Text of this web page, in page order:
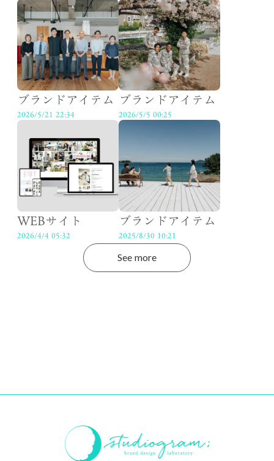
ブランドアイテム
2026/5/21 22:34
ブランドアイテム
2026/5/5 00:25
WEBサイト
2026/4/4 05:32
ブランドアイテム
2025/8/30 10:21
See more